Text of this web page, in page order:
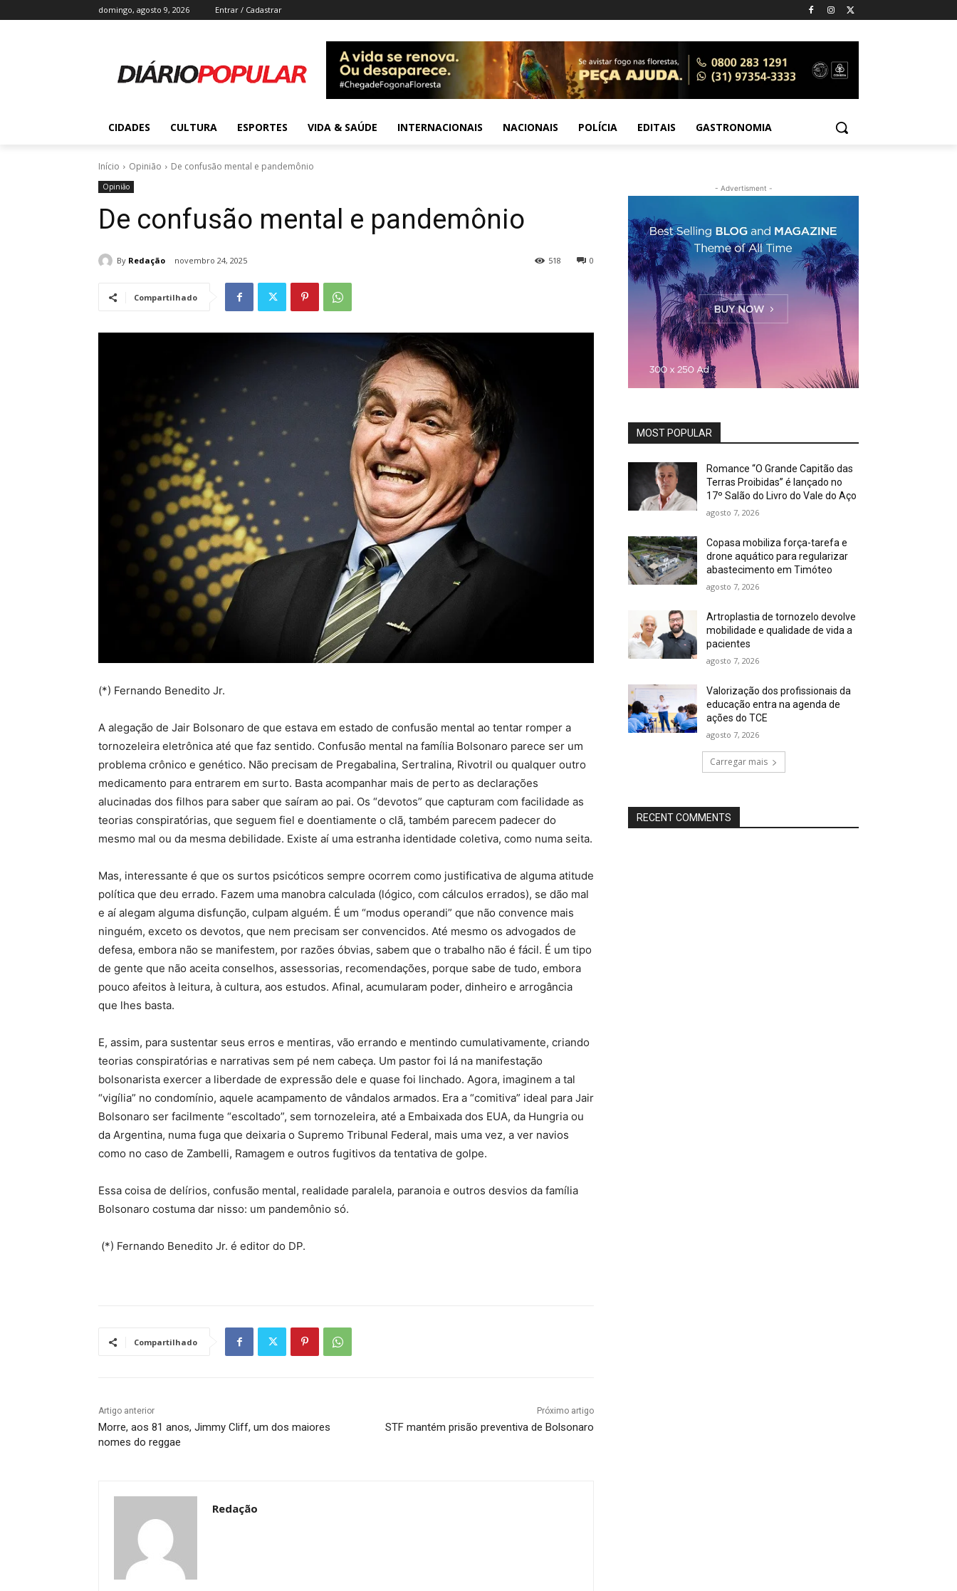
domingo, agosto 9, 2026 Entrar / Cadastrar
CIDADES CULTURA ESPORTES VIDA & SAÚDE INTERNACIONAIS NACIONAIS POLÍCIA EDITAIS GASTRONOMIA
Início Opinião De confusão mental e pandemônio
Opinião
De confusão mental e pandemônio
By Redação novembro 24, 2025 0
518
Compartilhado
(*) Fernando Benedito Jr.
A alegação de Jair Bolsonaro de que estava em estado de confusão mental ao tentar romper a
tornozeleira eletrônica até que faz sentido. Confusão mental na família Bolsonaro parece ser um
problema crônico e genético. Não precisam de Pregabalina, Sertralina, Rivotril ou qualquer outro
medicamento para entrarem em surto. Basta acompanhar mais de perto as declarações
alucinadas dos filhos para saber que saíram ao pai. Os “devotos” que capturam com facilidade as
teorias conspiratórias, que seguem fiel e doentiamente o clã, também parecem padecer do
mesmo mal ou da mesma debilidade. Existe aí uma estranha identidade coletiva, como numa seita.
Mas, interessante é que os surtos psicóticos sempre ocorrem como justificativa de alguma atitude
política que deu errado. Fazem uma manobra calculada (lógico, com cálculos errados), se dão mal
e aí alegam alguma disfunção, culpam alguém. É um “modus operandi” que não convence mais
ninguém, exceto os devotos, que nem precisam ser convencidos. Até mesmo os advogados de
defesa, embora não se manifestem, por razões óbvias, sabem que o trabalho não é fácil. É um tipo
de gente que não aceita conselhos, assessorias, recomendações, porque sabe de tudo, embora
pouco afeitos à leitura, à cultura, aos estudos. Afinal, acumularam poder, dinheiro e arrogância
que lhes basta.
E, assim, para sustentar seus erros e mentiras, vão errando e mentindo cumulativamente, criando
teorias conspiratórias e narrativas sem pé nem cabeça. Um pastor foi lá na manifestação
bolsonarista exercer a liberdade de expressão dele e quase foi linchado. Agora, imaginem a tal
“vigília” no condomínio, aquele acampamento de vândalos armados. Era a “comitiva” ideal para Jair
Bolsonaro ser facilmente “escoltado”, sem tornozeleira, até a Embaixada dos EUA, da Hungria ou
da Argentina, numa fuga que deixaria o Supremo Tribunal Federal, mais uma vez, a ver navios
como no caso de Zambelli, Ramagem e outros fugitivos da tentativa de golpe.
Essa coisa de delírios, confusão mental, realidade paralela, paranoia e outros desvios da família
Bolsonaro costuma dar nisso: um pandemônio só.
(*) Fernando Benedito Jr. é editor do DP.
Compartilhado
Artigo anterior
Morre, aos 81 anos, Jimmy Cliff, um dos maiores
nomes do reggae
Próximo artigo
STF mantém prisão preventiva de Bolsonaro
Redação
- Advertisment -
MOST POPULAR
Romance “O Grande Capitão das
Terras Proibidas” é lançado no
17º Salão do Livro do Vale do Aço
agosto 7, 2026
Copasa mobiliza força-tarefa e
drone aquático para regularizar
abastecimento em Timóteo
agosto 7, 2026
Artroplastia de tornozelo devolve
mobilidade e qualidade de vida a
pacientes
agosto 7, 2026
Valorização dos profissionais da
educação entra na agenda de
ações do TCE
agosto 7, 2026
Carregar mais
RECENT COMMENTS